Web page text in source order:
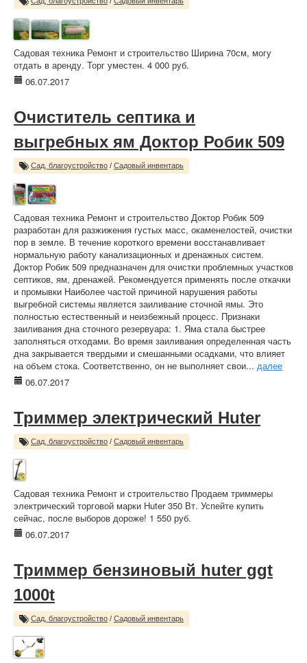
Садовая техника Ремонт и строительство Ширина 70см, могу
отдать в аренду. Торг уместен. 4 000 руб.
06.07.2017
Очиститель септика и
выгребных ям Доктор Робик 509
Сад, благоустройство / Садовый инвентарь
Садовая техника Ремонт и строительство Доктор Робик 509
разработан для разжижения густых масс, окаменелостей, очистки
пор в земле. В течение короткого времени восстанавливает
нормальную работу канализационных и дренажных систем.
Доктор Робик 509 предназначен для очистки проблемных участков
септиков, ям, дренажей. Рекомендуется применять после откачки
и промывки Наиболее частой причиной нарушения работы
выгребной системы является заиливание сточной ямы. Это
полностью естественный и неизбежный процесс. Признаки
заиливания дна сточного резервуара: 1. Яма стала быстрее
заполняться отходами. Во время заиливания определенная часть
дна закрывается твердыми и смешанными осадками, что влияет
на объем стока. Соответственно, он не выполняет свои... далее
06.07.2017
Триммер электрический Huter
Сад, благоустройство / Садовый инвентарь
Садовая техника Ремонт и строительство Продаем триммеры
электрический торговой марки Huter 350 Вт. Успейте купить
сейчас, после выборов дороже! 1 550 руб.
06.07.2017
Триммер бензиновый huter ggt
1000t
Сад, благоустройство / Садовый инвентарь